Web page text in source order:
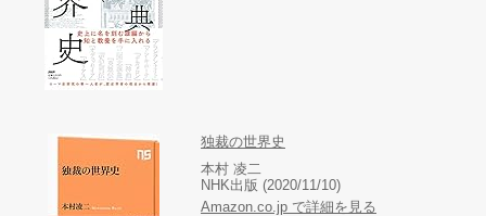
独裁の世界史
本村 凌二
NHK出版 (2020/11/10)
Amazon.co.jp で詳細を見る